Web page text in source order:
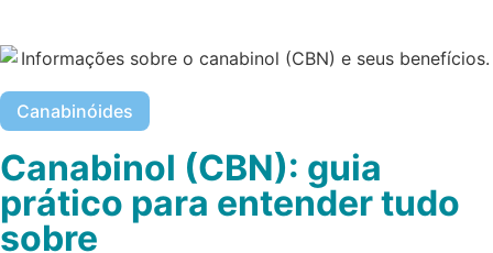
Canabinóides
Canabinol (CBN): guia
prático para entender tudo
sobre